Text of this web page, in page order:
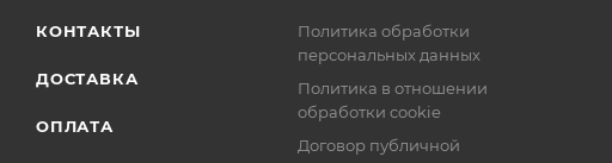
КОНТАКТЫ
ДОСТАВКА
ОПЛАТА
Политика обработки
персональных данных
Политика в отношении
обработки cookie
Договор публичной